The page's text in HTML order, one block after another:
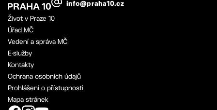
info@praha10.cz
Život v Praze 10
Úřad MČ
Vedení a správa MČ
E-služby
Kontakty
Ochrana osobních údajů
Prohlášení o přístupnosti
Mapa stránek